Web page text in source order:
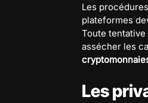
Les
plateformes
Toute
assécher les
Les